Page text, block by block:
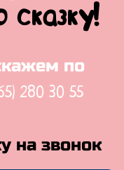
по
280 30 55
на звонок